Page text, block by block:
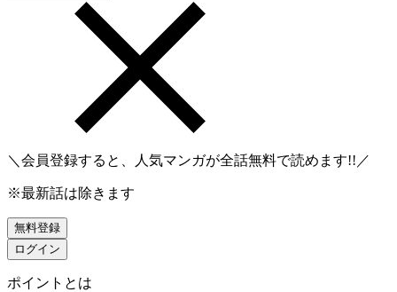
＼会員登録すると、人気マンガが全話無料で読めます!!／
※最新話は除きます
無料登録
ログイン
ポイントとは